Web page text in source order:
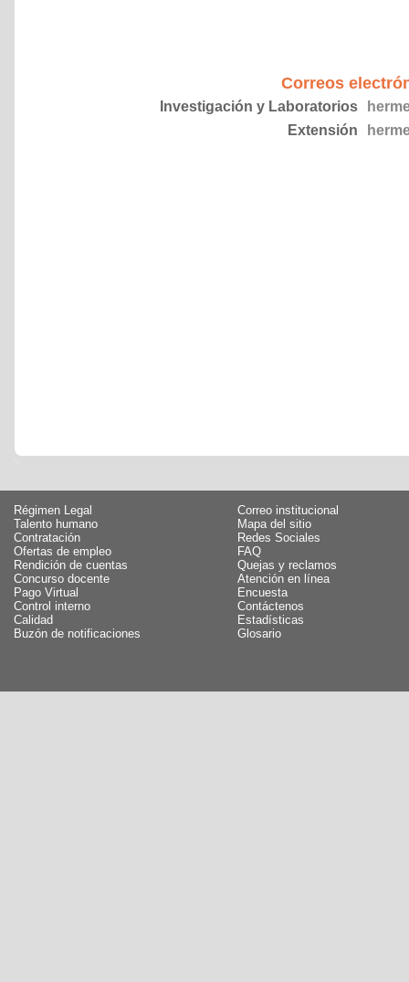
Correos
Investigación y Laboratorios
Extensión
Régimen Legal
Talento humano
Contratación
Ofertas de empleo
Rendición de cuentas
Concurso docente
Pago Virtual
Control interno
Calidad
Buzón de notificaciones
Correo institucional
Mapa del sitio
Redes Sociales
FAQ
Quejas y reclamos
Atención en línea
Encuesta
Contáctenos
Estadísticas
Glosario